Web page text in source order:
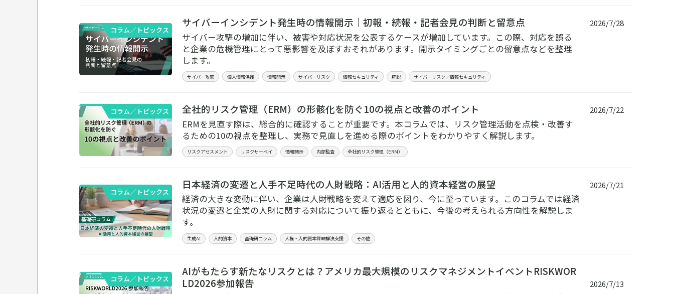
コラム／トピックス
サイバーインシデント発生時の情報開示｜初報・続報・記者会見の判断と留意点
サイバー攻撃の増加に伴い、被害や対応状況を公表するケースが増加しています。この際、対応を誤る
と企業の危機管理にとって悪影響を及ぼすおそれがあります。開示タイミングごとの留意点などを整理
します。
サイバー攻撃 個人情報保護 情報開示 サイバーリスク 情報セキュリティ 解説 サイバーリスク／情報セキュリティ
2026/7/28
コラム／トピックス 全社的リスク管理（ERM）の形骸化を防ぐ10の視点と改善のポイント
ERMを見直す際は、総合的に確認することが重要です。本コラムでは、リスク管理活動を点検・改善す
るための10の視点を整理し、実務で見直しを進める際のポイントをわかりやすく解説します。
リスクアセスメント リスクサーベイ 情報開示 内部監査 全社的リスク管理（ERM）
2026/7/22
コラム／トピックス
日本経済の変遷と人手不足時代の人財戦略：AI活用と人的資本経営の展望
経済の大きな変動に伴い、企業は人財戦略を変えて適応を図り、今に至っています。このコラムでは経済
状況の変遷と企業の人財に関する対応について振り返るとともに、今後の考えられる方向性を解説しま
す。
生成AI 人的資本 基礎研コラム 人権・人的資本課題解決支援 その他
2026/7/21
コラム／トピックス
AIがもたらす新たなリスクとは？アメリカ最大規模のリスクマネジメントイベントRISKWOR
LD2026参加報告
2026/7/13